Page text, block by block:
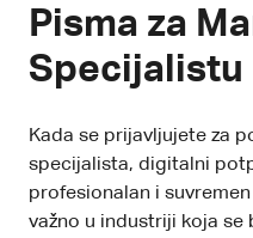
Pisma za
Specijalistu
Kada se prijavljujete za
specijalista, digitalni
profesionalan i
važno u industriji koja se